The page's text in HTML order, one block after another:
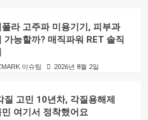
폴라 고주파 미용기기, 피부과
가능할까? 매직파워 RET 솔직
이슈팀 2026년 8월 2일
질 고민 10년차, 각질용해제
민 여기서 정착했어요